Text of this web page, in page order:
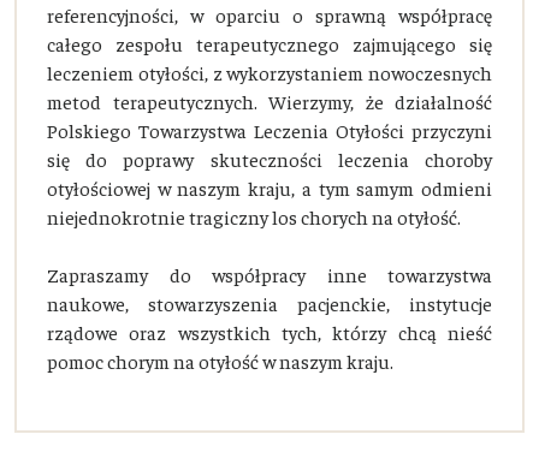
referencyjności, w oparciu o sprawną współpracę
całego zespołu terapeutycznego zajmującego się
leczeniem otyłości, z wykorzystaniem nowoczesnych
metod terapeutycznych. Wierzymy, że działalność
Polskiego Towarzystwa Leczenia Otyłości przyczyni
się do poprawy skuteczności leczenia choroby
otyłościowej w naszym kraju, a tym samym odmieni
niejednokrotnie tragiczny los chorych na otyłość.
Zapraszamy do współpracy inne towarzystwa
naukowe, stowarzyszenia pacjenckie, instytucje
rządowe oraz wszystkich tych, którzy chcą nieść
pomoc chorym na otyłość w naszym kraju.